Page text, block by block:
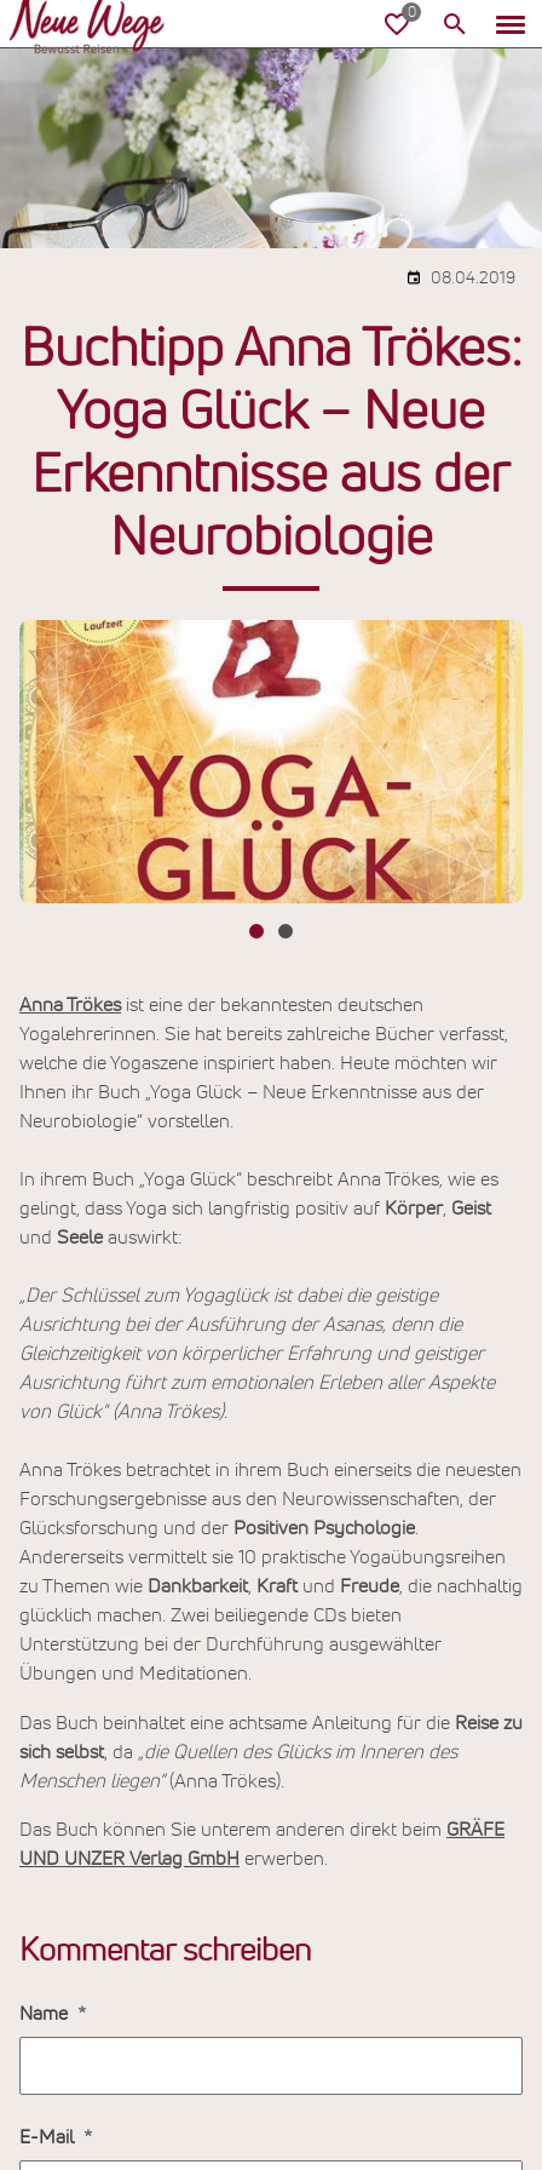
08.04.2019
Buchtipp Anna Trökes:
Yoga Glück – Neue
Erkenntnisse aus der
Neurobiologie
Anna Trökesist eine der bekanntesten deutschen
Yogalehrerinnen. Sie hat bereits zahlreiche Bücher verfasst,
welche die Yogaszene inspiriert haben. Heute möchten wir
Ihnen ihr Buch „Yoga Glück – Neue Erkenntnisse aus der
Neurobiologie“ vorstellen.
In ihrem Buch „Yoga Glück“ beschreibt Anna Trökes, wie es
gelingt, dass Yoga sich langfristig positiv auf Körper, Geist
und Seele auswirkt:
„Der Schlüssel zum Yogaglück ist dabei die geistige
Ausrichtung bei der Ausführung der Asanas, denn die
Gleichzeitigkeit von körperlicher Erfahrung und geistiger
Ausrichtung führt zum emotionalen Erleben aller Aspekte
von Glück" (Anna Trökes).
Anna Trökes betrachtet in ihrem Buch einerseits die neuesten
Forschungsergebnisse aus den Neurowissenschaften, der
Glücksforschung und der Positiven Psychologie.
Andererseits vermittelt sie 10 praktische Yogaübungsreihen
zu Themen wie Dankbarkeit, Kraftund Freude, die nachhaltig
glücklich machen. Zwei beiliegende CDs bieten
Unterstützung bei der Durchführung ausgewählter
Übungen und Meditationen.
Das Buch beinhaltet eine achtsame Anleitung für die Reise zu
sich selbst, da „die Quellen des Glücks im Inneren des
Menschen liegen“(Anna Trökes).
Das Buch können Sie unterem anderen direkt beim GRÄFE
UND UNZER Verlag GmbH erwerben.
Kommentar schreiben
Name
E-Mail